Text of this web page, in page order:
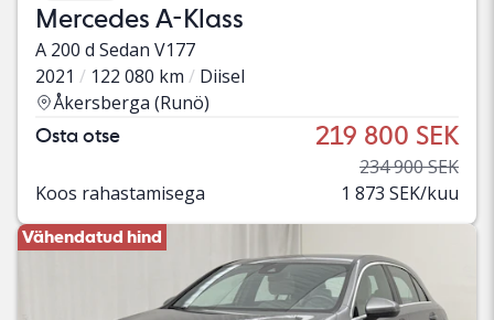
Mercedes A-Klass
A 200 d Sedan V177
2021
122 080 km
Diisel
Åkersberga (Runö)
Osta otse 219 800 SEK
234 900 SEK
Koos rahastamisega
1 873 SEK/kuu
Vähendatud hind